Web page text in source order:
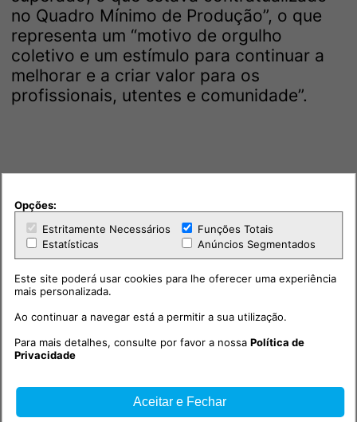
no Quadro Mínimo de Produção”, o que
representa um “motivo de orgulho
coletivo e um estímulo para continuar a
melhorar e a criar valor para os
profissionais, utentes e comunidade”.
Opções:
Estritamente Necessários
Funções Totais
Estatísticas
Anúncios Segmentados
Este site poderá usar cookies para lhe oferecer uma experiência
mais personalizada.
Ao continuar a navegar está a permitir a sua utilização.
Para mais detalhes, consulte por favor a nossaPolítica de
Privacidade
Aceitar e Fechar